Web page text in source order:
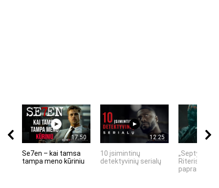
17:50
Se7en – kai tamsa
tampa meno kūriniu
12:25
10 įsimintinų
detektyvinių serialų
„Septynių
Riteris" – kai